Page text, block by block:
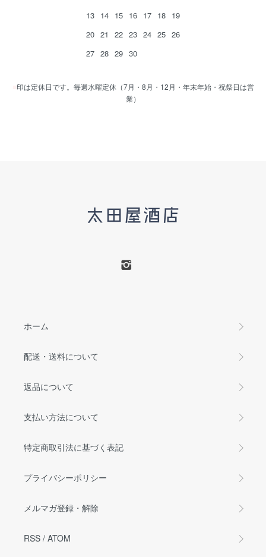
13 14 15 16 17 18 19
20 21 22 23 24 25 26
27 28 29 30
印は定休日です。毎週水曜定休（7月・8月・12月・年末年始・祝祭日は営
業）
ホーム
配送・送料について
返品について
支払い方法について
特定商取引法に基づく表記
プライバシーポリシー
メルマガ登録・解除
RSS / ATOM